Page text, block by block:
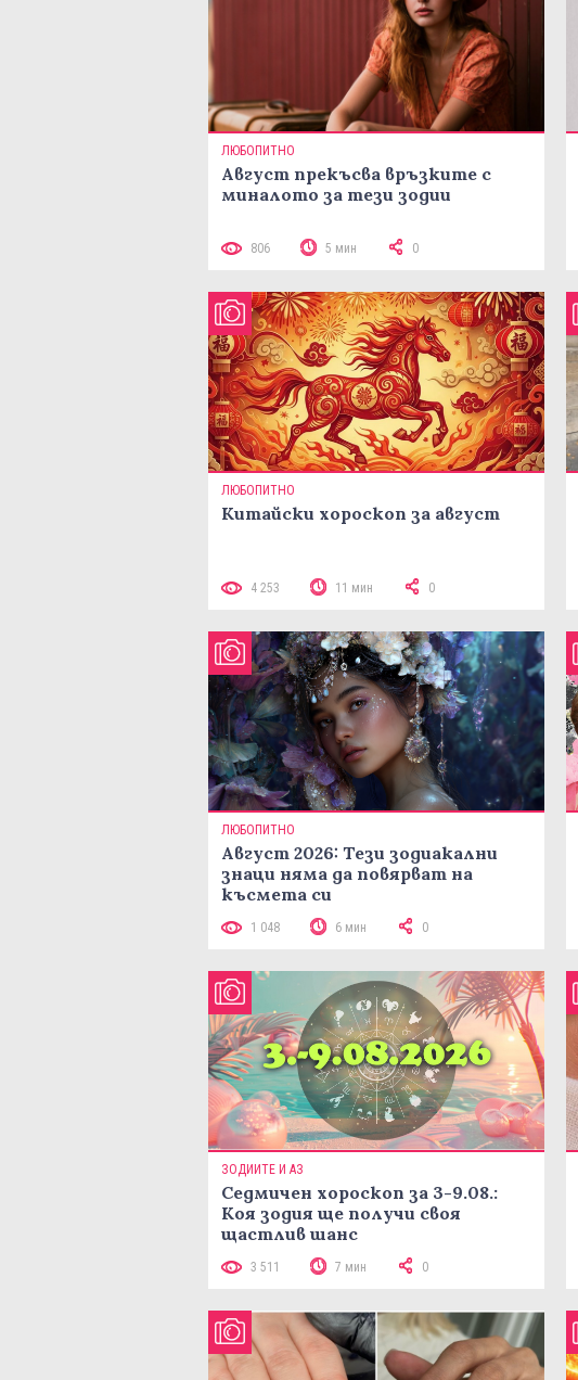
ЛЮБОПИТНО
Август прекъсва връзките с
миналото за тези зодии
806 5 мин 0
ЛЮБОПИТНО
Китайски хороскоп за август
4 253 11 мин 0
ЛЮБОПИТНО
Август 2026: Тези зодиакални
знаци няма да повярват на
късмета си
1 048 6 мин 0
ЗОДИИТЕ И АЗ
Седмичен хороскоп за 3-9.08.:
Коя зодия ще получи своя
щастлив шанс
3 511 7 мин 0